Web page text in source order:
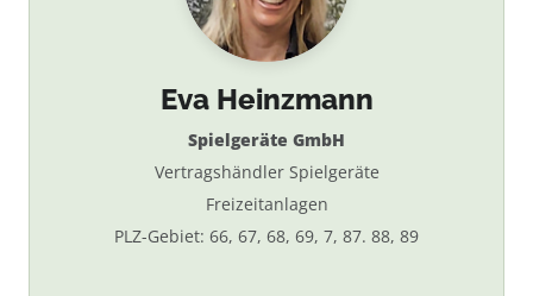
Eva Heinzmann
Spielgeräte GmbH
Vertragshändler Spielgeräte
Freizeitanlagen
PLZ-Gebiet: 66, 67, 68, 69, 7, 87. 88, 89